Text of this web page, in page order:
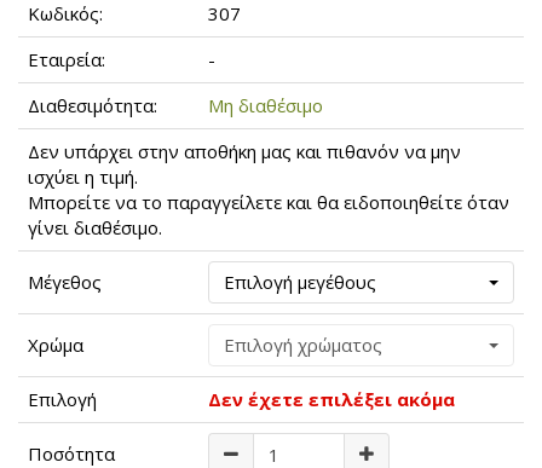
Κωδικός:
307
Εταιρεία:
-
Διαθεσιμότητα:
Μη διαθέσιμο
Δεν υπάρχει στην αποθήκη μας και πιθανόν να μην
ισχύει η τιμή.
Μπορείτε να το παραγγείλετε και θα ειδοποιηθείτε όταν
γίνει διαθέσιμο.
Μέγεθος Επιλογή μεγέθους
Χρώμα Επιλογή χρώματος
Επιλογή Δεν έχετε επιλέξει ακόμα
Ποσότητα